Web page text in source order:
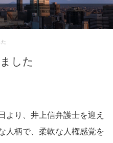
した
より、井上信弁護士を迎え
人柄で、柔軟な人権感覚を